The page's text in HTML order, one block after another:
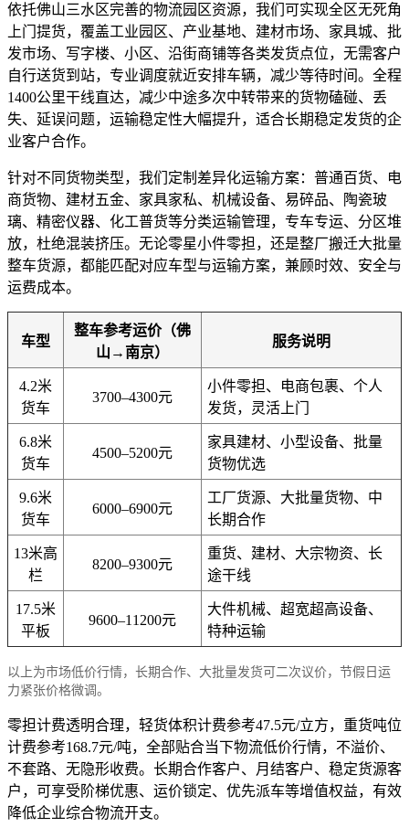
依托佛山三水区完善的物流园区资源，我们可实现全区无死角
上门提货，覆盖工业园区、产业基地、建材市场、家具城、批
发市场、写字楼、小区、沿街商铺等各类发货点位，无需客户
自行送货到站，专业调度就近安排车辆，减少等待时间。全程
1400公里干线直达，减少中途多次中转带来的货物磕碰、丢
失、延误问题，运输稳定性大幅提升，适合长期稳定发货的企
业客户合作。
针对不同货物类型，我们定制差异化运输方案：普通百货、电
商货物、建材五金、家具家私、机械设备、易碎品、陶瓷玻
璃、精密仪器、化工普货等分类运输管理，专车专运、分区堆
放，杜绝混装挤压。无论零星小件零担，还是整厂搬迁大批量
整车货源，都能匹配对应车型与运输方案，兼顾时效、安全与
运费成本。
车型
整车参考运价（佛
山→南京）
服务说明
4.2米
货车
3700–4300元
小件零担、电商包裹、个人
发货，灵活上门
6.8米
货车
4500–5200元
家具建材、小型设备、批量
货物优选
9.6米
货车
6000–6900元
工厂货源、大批量货物、中
长期合作
13米高
栏
8200–9300元
重货、建材、大宗物资、长
途干线
17.5米
平板
9600–11200元
大件机械、超宽超高设备、
特种运输
以上为市场低价行情，长期合作、大批量发货可二次议价，节假日运
力紧张价格微调。
零担计费透明合理，轻货体积计费参考47.5元/立方，重货吨位
计费参考168.7元/吨，全部贴合当下物流低价行情，不溢价、
不套路、无隐形收费。长期合作客户、月结客户、稳定货源客
户，可享受阶梯优惠、运价锁定、优先派车等增值权益，有效
降低企业综合物流开支。